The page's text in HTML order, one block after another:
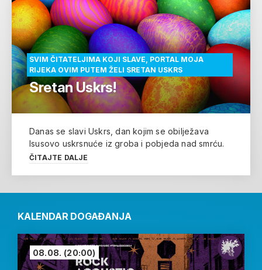
SVIM ČITATELJIMA KOJI SLAVE, PORTAL MOJA
RIJEKA OVIM PUTEM ŽELI SRETAN USKRS
Sretan Uskrs!
Danas se slavi Uskrs, dan kojim se obilježava
Isusovo uskrsnuće iz groba i pobjeda nad smrću.
ČITAJTE DALJE
KALENDAR DOGAĐANJA
08.08. (20:00)